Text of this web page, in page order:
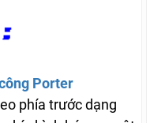
Porter
phía trước dạng